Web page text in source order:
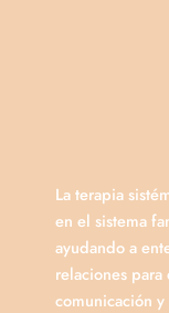
La terapia
en el sistema
ayudando a
relaciones
comunicación